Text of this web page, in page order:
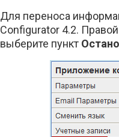
Для переноса
Configurator 4.2.
выберите пункт